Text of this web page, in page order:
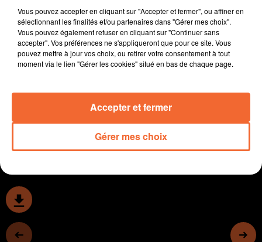
Le très bon bilan estival de l’Office de Tourisme du
bocage bressuirais.
La seconde édition du festival des jeux lancée à
Thouars.
Le match de coupe de France de football entre
mais sans les supporters bordelais.
Vous pouvez accepter en cliquant sur "Accepter et fermer", ou affiner en
sélectionnant les finalités et/ou partenaires dans "Gérer mes choix".
Vous pouvez également refuser en cliquant sur "Continuer sans
accepter". Vos préférences ne s'appliqueront que pour ce site. Vous
pouvez mettre à jour vos choix, ou retirer votre consentement à tout
moment via le lien "Gérer les cookies" situé en bas de chaque page.
Gérer mes choix
Accepter et fermer